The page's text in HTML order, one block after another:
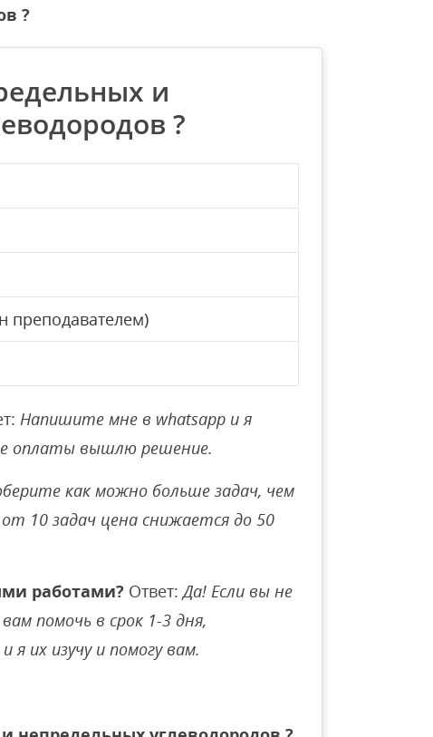
?
и
?
преподавателем)
Напишите мне в whatsapp и я
оплаты вышлю решение.
как можно больше задач, чем
10 задач цена снижается до 50
работами? Ответ:Да! Если вы не
помочь в срок 1-3 дня,
их изучу и помогу вам.